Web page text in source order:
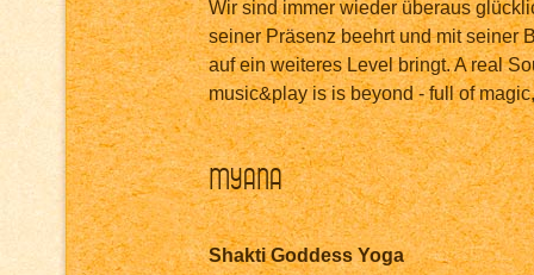
Wir sind immer wieder überaus
seiner Präsenz beehrt und mit seiner
auf ein weiteres Level bringt. A real
music&play is is beyond - full of
Myana
Shakti Goddess Yoga